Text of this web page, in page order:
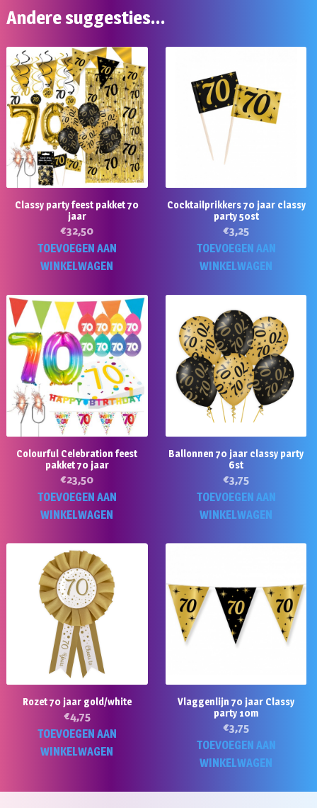
Andere suggesties…
Classy party feest pakket 70
jaar
€32,50
TOEVOEGEN AAN
WINKELWAGEN
Cocktailprikkers 70 jaar classy
party 50st
€3,25
TOEVOEGEN AAN
WINKELWAGEN
Colourful Celebration feest
pakket 70 jaar
€23,50
TOEVOEGEN AAN
WINKELWAGEN
Ballonnen 70 jaar classy party
6st
€3,75
TOEVOEGEN AAN
WINKELWAGEN
Rozet 70 jaar gold/white
€4,75
TOEVOEGEN AAN
WINKELWAGEN
Vlaggenlijn 70 jaar Classy
party 10m
€3,75
TOEVOEGEN AAN
WINKELWAGEN